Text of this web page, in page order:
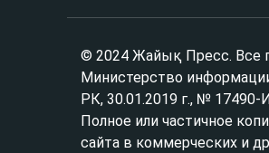
© 2024 Жайық Пресс. Все
Министерство
РК, 30.01.2019 г., № 17490-
Полное или частичное
сайта в коммерческих и